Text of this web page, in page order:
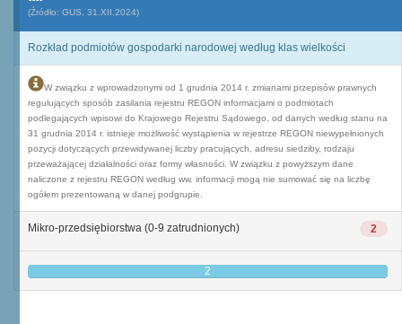
(Źródło: GUS, 31.XII.2024)
Rozkład podmiotów gospodarki narodowej według klas wielkości
W związku z wprowadzonymi od 1 grudnia 2014 r. zmianami przepisów prawnych
regulujących sposób zasilania rejestru REGON informacjami o podmiotach
podlegających wpisowi do Krajowego Rejestru Sądowego, od danych według stanu na
31 grudnia 2014 r. istnieje możliwość wystąpienia w rejestrze REGON niewypełnionych
pozycji dotyczących przewidywanej liczby pracujących, adresu siedziby, rodzaju
przeważającej działalności oraz formy własności. W związku z powyższym dane
naliczone z rejestru REGON według ww. informacji mogą nie sumować się na liczbę
ogółem prezentowaną w danej podgrupie.
2
Mikro-przedsiębiorstwa (0-9 zatrudnionych)
2